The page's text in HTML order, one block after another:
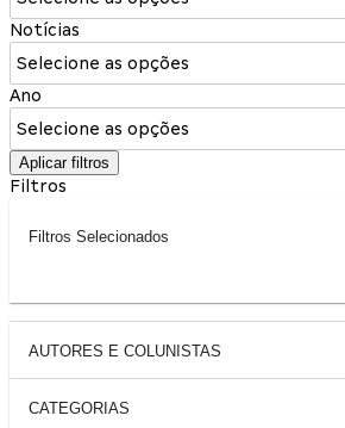
Notícias
Selecione as opções
Ano
Selecione as opções
Aplicar filtros
Filtros
Filtros Selecionados
AUTORES E COLUNISTAS
CATEGORIAS